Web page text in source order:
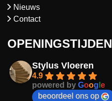
Nieuws
Contact
OPENINGSTIJDEN
Stylus Vloeren
4.9
powered by Goog e
beoordeel ons op